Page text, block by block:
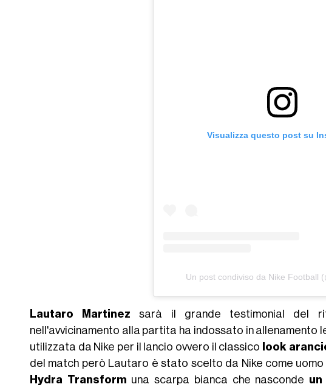
Visualizza questo post su
Un post condiviso da Nike Football
Lautaro Martinez sarà il grande testimonial del
nell'avvicinamento alla partita ha indossato in allenamento
utilizzata da Nike per il lancio ovvero il classico
look
del match però Lautaro è stato scelto da Nike come uomo
Hydra Transform una scarpa bianca che nasconde